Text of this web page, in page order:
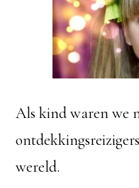
Als kind waren we
wereld.